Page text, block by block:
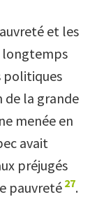
et les
longtemps
politiques
la grande
menée en
avait
préjugés
pauvreté 27.